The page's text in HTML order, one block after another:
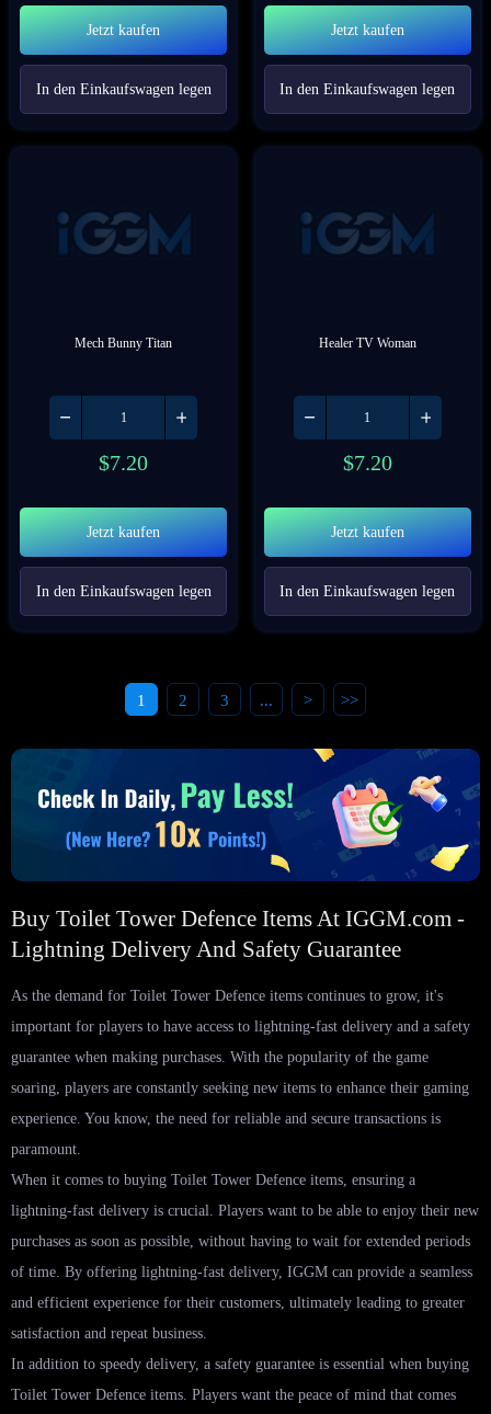
Jetzt kaufen
In den Einkaufswagen legen
Jetzt kaufen
In den Einkaufswagen legen
Mech Bunny Titan
$7.20
Jetzt kaufen
In den Einkaufswagen legen
Healer TV Woman
$7.20
Jetzt kaufen
In den Einkaufswagen legen
1 2 3 ... > >>
Buy Toilet Tower Defence Items At IGGM.com -
Lightning Delivery And Safety Guarantee
As the demand for Toilet Tower Defence items continues to grow, it's
important for players to have access to lightning-fast delivery and a safety
guarantee when making purchases. With the popularity of the game
soaring, players are constantly seeking new items to enhance their gaming
experience. You know, the need for reliable and secure transactions is
paramount.
When it comes to buying Toilet Tower Defence items, ensuring a
lightning-fast delivery is crucial. Players want to be able to enjoy their new
purchases as soon as possible, without having to wait for extended periods
of time. By offering lightning-fast delivery, IGGM can provide a seamless
and efficient experience for their customers, ultimately leading to greater
satisfaction and repeat business.
In addition to speedy delivery, a safety guarantee is essential when buying
Toilet Tower Defence items. Players want the peace of mind that comes